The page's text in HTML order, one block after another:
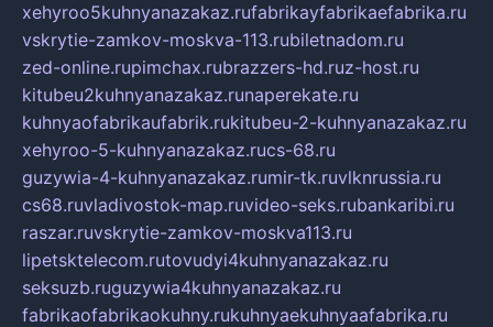
xehyroo5kuhnyanazakaz.rufabrikayfabrikaefabrika.ru
vskrytie-zamkov-moskva-113.rubiletnadom.ru
zed-online.rupimchax.rubrazzers-hd.ruz-host.ru
kitubeu2kuhnyanazakaz.runaperekate.ru
kuhnyaofabrikaufabrik.rukitubeu-2-kuhnyanazakaz.ru
xehyroo-5-kuhnyanazakaz.rucs-68.ru
guzywia-4-kuhnyanazakaz.rumir-tk.ruvlknrussia.ru
cs68.ruvladivostok-map.ruvideo-seks.rubankaribi.ru
raszar.ruvskrytie-zamkov-moskva113.ru
lipetsktelecom.rutovudyi4kuhnyanazakaz.ru
seksuzb.ruguzywia4kuhnyanazakaz.ru
fabrikaofabrikaokuhny.rukuhnyaekuhnyaafabrika.ru